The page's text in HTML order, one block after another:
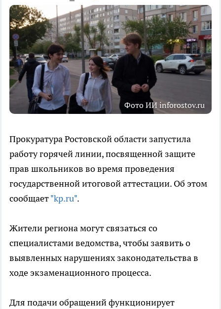
Фото ИИ inforostov.ru
Прокуратура Ростовской области запустила
работу горячей линии, посвященной защите
прав школьников во время проведения
государственной итоговой аттестации. Об этом
сообщает"kp.ru".
Жители региона могут связаться со
специалистами ведомства, чтобы заявить о
выявленных нарушениях законодательства в
ходе экзаменационного процесса.
Для подачи обращений функционирует